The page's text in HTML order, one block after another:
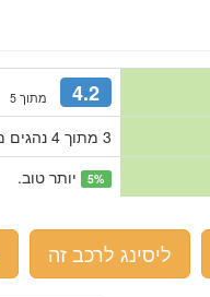
4.2 מתוך 5
3 מתוך 4 נהגים ממליצים על הרכב.
5% יותר טוב.
ליסינג לרכב זה